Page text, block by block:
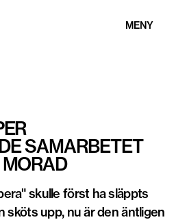
MENY
SAMARBETET
skulle först ha släppts
sköts upp, nu är den äntligen